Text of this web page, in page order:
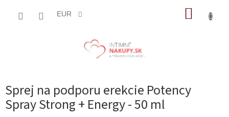
EUR
Sprej na podporu erekcie Potency
Spray Strong + Energy - 50 ml